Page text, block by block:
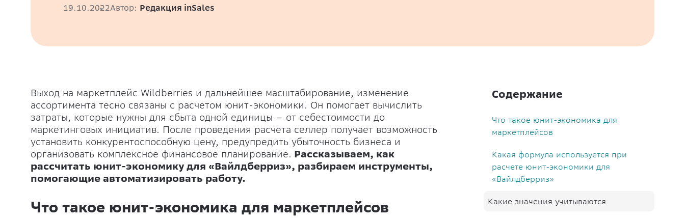
19.10.2022Автор: Редакция inSales
Выход на маркетплейс Wildberries и дальнейшее масштабирование, изменение
ассортимента тесно связаны с расчетом юнит-экономики. Он помогает вычислить
затраты, которые нужны для сбыта одной единицы – от себестоимости до
маркетинговых инициатив. После проведения расчета селлер получает возможность
установить конкурентоспособную цену, предупредить убыточность бизнеса и
организовать комплексное финансовое планирование. Рассказываем, как
рассчитать юнит-экономику для «Вайлдберриз», разбираем инструменты,
помогающие автоматизировать работу.
Что такое юнит-экономика для маркетплейсов
Содержание
Что такое юнит-экономика для
маркетплейсов
Какая формула используется при
расчете юнит-экономики для
«Вайлдберриз»
Какие значения учитываются